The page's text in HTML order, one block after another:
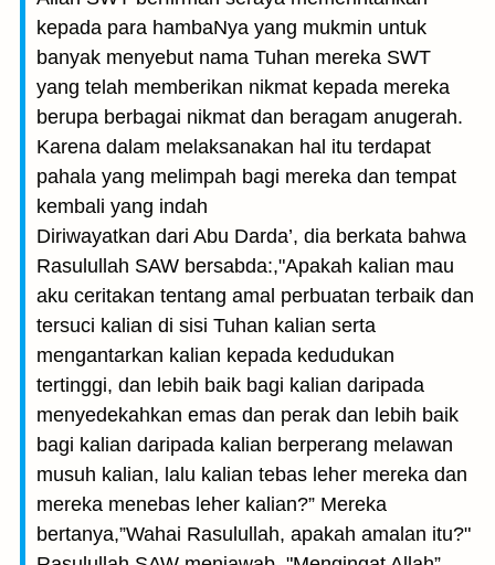
kepada para hambaNya yang mukmin untuk
banyak menyebut nama Tuhan mereka SWT
yang telah memberikan nikmat kepada mereka
berupa berbagai nikmat dan beragam anugerah.
Karena dalam melaksanakan hal itu terdapat
pahala yang melimpah bagi mereka dan tempat
kembali yang indah
Diriwayatkan dari Abu Darda’, dia berkata bahwa
Rasulullah SAW bersabda:,"Apakah kalian mau
aku ceritakan tentang amal perbuatan terbaik dan
tersuci kalian di sisi Tuhan kalian serta
mengantarkan kalian kepada kedudukan
tertinggi, dan lebih baik bagi kalian daripada
menyedekahkan emas dan perak dan lebih baik
bagi kalian daripada kalian berperang melawan
musuh kalian, lalu kalian tebas leher mereka dan
mereka menebas leher kalian?” Mereka
bertanya,”Wahai Rasulullah, apakah amalan itu?"